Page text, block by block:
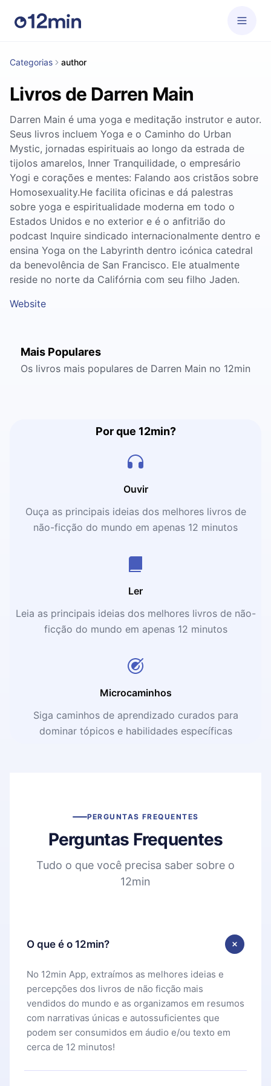
Categorias author
Livros de Darren Main
Darren Main é uma yoga e meditação instrutor e autor.
Seus livros incluem Yoga e o Caminho do Urban
Mystic, jornadas espirituais ao longo da estrada de
tijolos amarelos, Inner Tranquilidade, o empresário
Yogi e corações e mentes: Falando aos cristãos sobre
Homosexuality.He facilita oficinas e dá palestras
sobre yoga e espiritualidade moderna em todo o
Estados Unidos e no exterior e é o anfitrião do
podcast Inquire sindicado internacionalmente dentro e
ensina Yoga on the Labyrinth dentro icónica catedral
da benevolência de San Francisco. Ele atualmente
reside no norte da Califórnia com seu filho Jaden.
Website
Mais Populares
Os livros mais populares de Darren Main no 12min
Por que 12min?
Ouvir
Ouça as principais ideias dos melhores livros de
não-ficção do mundo em apenas 12 minutos
Ler
Leia as principais ideias dos melhores livros de não-
ficção do mundo em apenas 12 minutos
Microcaminhos
Siga caminhos de aprendizado curados para
dominar tópicos e habilidades específicas
PERGUNTAS FREQUENTES
Perguntas Frequentes
Tudo o que você precisa saber sobre o
12min
O que é o 12min?
No 12min App, extraímos as melhores ideias e
percepções dos livros de não ficção mais
vendidos do mundo e as organizamos em resumos
com narrativas únicas e autossuficientes que
podem ser consumidos em áudio e/ou texto em
cerca de 12 minutos!